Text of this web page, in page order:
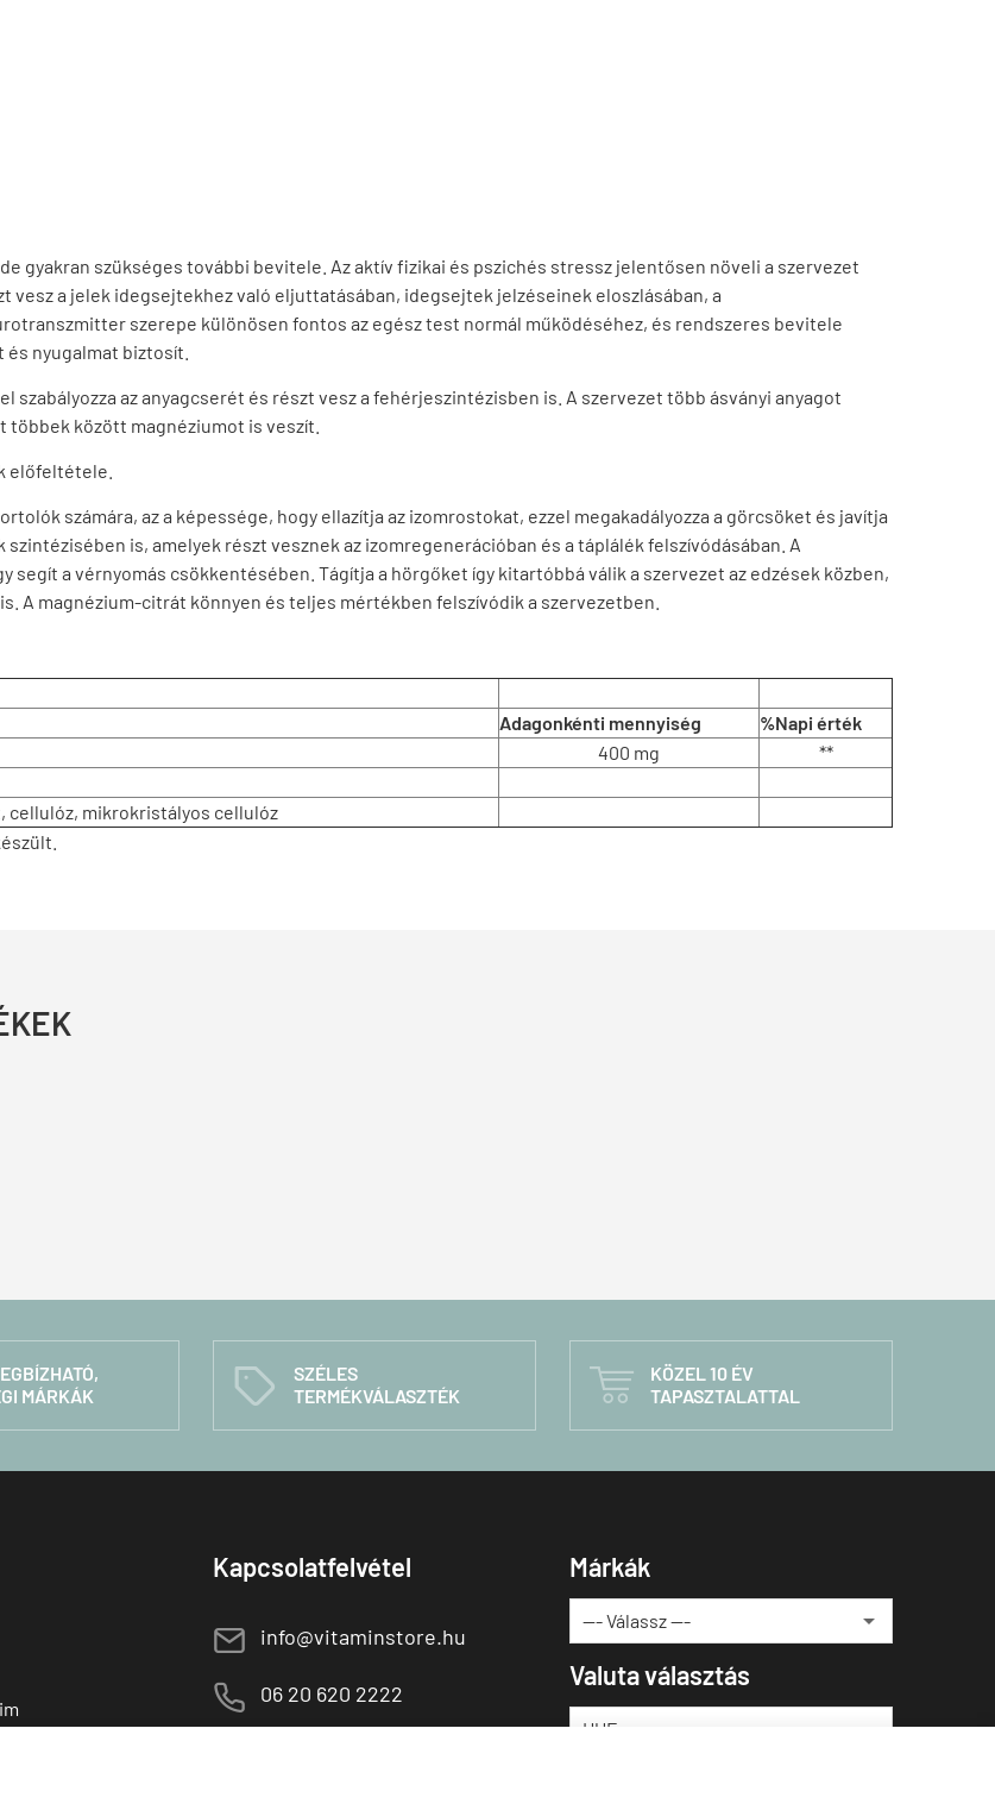
gyakran szükséges további bevitele. Az aktív fizikai és pszichés stressz jelentősen növeli a szervezet
vesz a jelek idegsejtekhez való eljuttatásában, idegsejtek jelzéseinek eloszlásában, a
szerepe különösen fontos az egész test normál működéséhez, és rendszeres bevitele
nyugalmat biztosít.
szabályozza az anyagcserét és részt vesz a fehérjeszintézisben is. A szervezet több ásványi anyagot
többek között magnéziumot is veszít.
előfeltétele.
számára, az a képessége, hogy ellazítja az izomrostokat, ezzel megakadályozza a görcsöket és javítja
is, amelyek részt vesznek az izomregenerációban és a táplálék felszívódásában. A
a vérnyomás csökkentésében. Tágítja a hörgőket így kitartóbbá válik a szervezet az edzések közben,
A magnézium-citrát könnyen és teljes mértékben felszívódik a szervezetben.
Adagonkénti mennyiség
%Napi érték
400 mg
**
cellulóz, mikrokristályos cellulóz
MÁRKÁK
C
SZÉLES
TERMÉKVÁLASZTÉK

KÖZEL 10 ÉV
TAPASZTALATTAL
Kapcsolatfelvétel
E info@vitaminstore.hu
M 06 20 620 2222
Márkák
Valuta választás